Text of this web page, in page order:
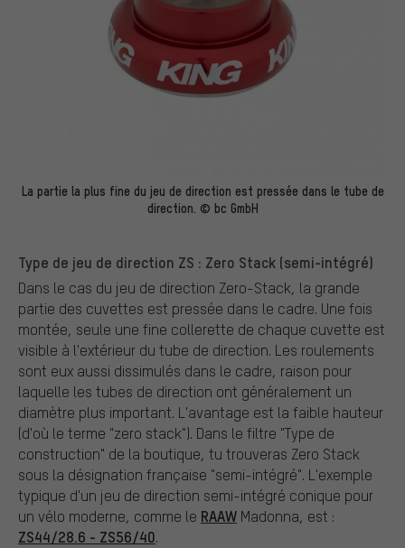
La partie la plus fine du jeu de direction est pressée dans le tube de
direction. © bc GmbH
Type de jeu de direction ZS : Zero Stack (semi-intégré)
Dans le cas du jeu de direction Zero-Stack, la grande
partie des cuvettes est pressée dans le cadre. Une fois
montée, seule une fine collerette de chaque cuvette est
visible à l'extérieur du tube de direction. Les roulements
sont eux aussi dissimulés dans le cadre, raison pour
laquelle les tubes de direction ont généralement un
diamètre plus important. L'avantage est la faible hauteur
(d'où le terme "zero stack"). Dans le filtre "Type de
construction" de la boutique, tu trouveras Zero Stack
sous la désignation française "semi-intégré". L'exemple
typique d'un jeu de direction semi-intégré conique pour
un vélo moderne, comme le RAAW Madonna, est :
ZS44/28.6 - ZS56/40.